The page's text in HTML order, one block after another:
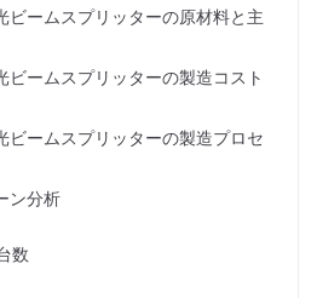
ビームスプリッターの原材料と主
ビームスプリッターの製造コスト
ビームスプリッターの製造プロセ
ン分析
数